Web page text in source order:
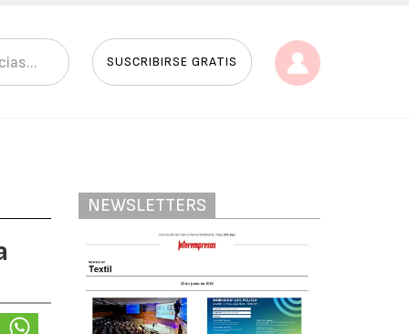
SUSCRIBIRSE GRATIS
NEWSLETTERS